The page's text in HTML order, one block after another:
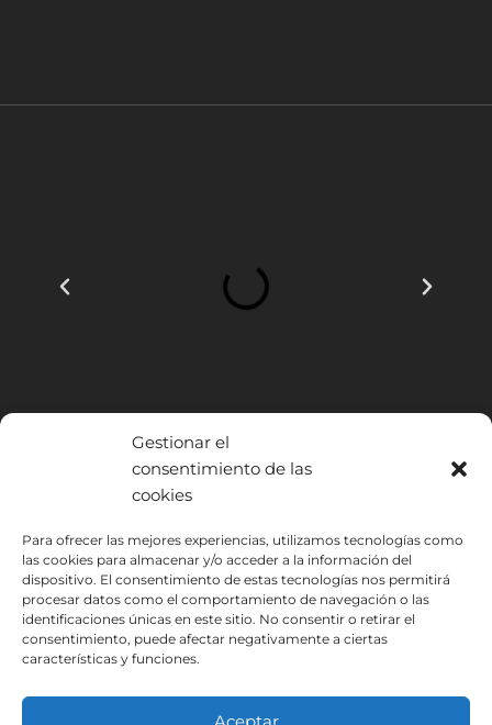
Gestionar el
consentimiento de las
cookies
Para ofrecer las mejores experiencias, utilizamos tecnologías como
las cookies para almacenar y/o acceder a la información del
dispositivo. El consentimiento de estas tecnologías nos permitirá
procesar datos como el comportamiento de navegación o las
identificaciones únicas en este sitio. No consentir o retirar el
consentimiento, puede afectar negativamente a ciertas
características y funciones.
Aceptar
INSTITUTO HISPANICO DE MURCIA, SOCIEDAD LIMITADA ha sido
beneficiario del Fondo Europeo de Desarrollo Regional cuyo objetivo
es mejorar el uso y la calidad de las tecnologías de la información y de
las comunicaciones y el acceso a las mismas y gracias al que ha
podido implantar las siguientes soluciones: Presencia web a través de
página propia. Esta acción ha tenido lugar durante 2020. Para ello ha
contado con el apoyo del programa TIC Cámaras de la Cámara de